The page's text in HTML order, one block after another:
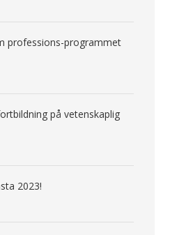
professions-programmet
på vetenskaplig
2023!